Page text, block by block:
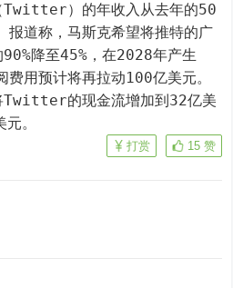
Twitter）的年收入从去年的50
报道称，马斯克希望将推特的广
降至45%，在2028年产生
用预计将再拉动100亿美元。
Twitter的现金流增加到32亿美
。
15 赞
打赏